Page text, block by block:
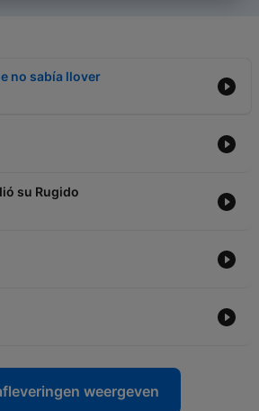
no sabía llover
su Rugido
weergeven